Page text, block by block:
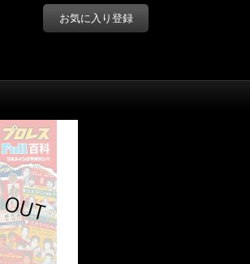
お気に入り登録